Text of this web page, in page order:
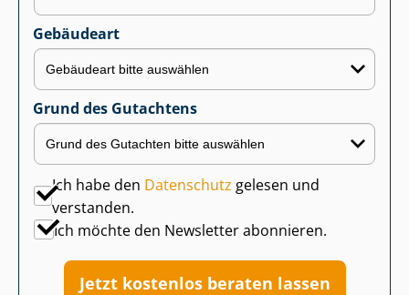
Gebäudeart
Grund des Gutachtens
Ich habe den Datenschutz gelesen und
verstanden.
Ich möchte den Newsletter abonnieren.
Jetzt kostenlos beraten lassen